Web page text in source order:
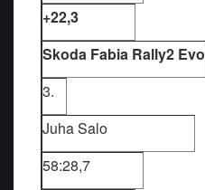
+22,3
Skoda Fabia Rally2 Evo
3.
Juha Salo
58:28,7